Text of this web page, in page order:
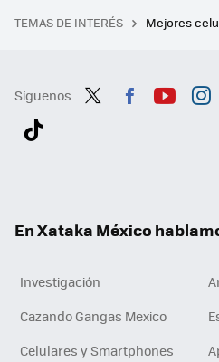
TEMAS DE INTERÉS Mejores
Síguenos
En Xataka México
Investigación
Cazando Gangas Mexico
Celulares y Smartphones